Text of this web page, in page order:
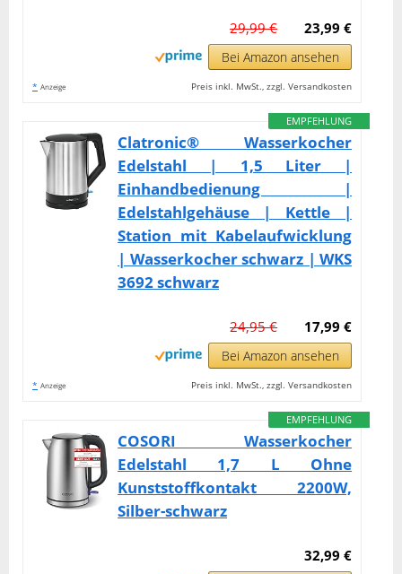
23,99 €
29,99 €
Bei Amazon ansehen
* Anzeige Preis inkl. MwSt., zzgl. Versandkosten
EMPFEHLUNG
Clatronic® Wasserkocher
Edelstahl | 1,5 Liter |
Einhandbedienung |
Edelstahlgehäuse | Kettle |
Station mit Kabelaufwicklung
| Wasserkocher schwarz | WKS
3692 schwarz
17,99 €
24,95 €
Bei Amazon ansehen
* Anzeige Preis inkl. MwSt., zzgl. Versandkosten
EMPFEHLUNG
COSORI Wasserkocher
Edelstahl 1,7 L Ohne
Kunststoffkontakt 2200W,
Silber-schwarz
32,99 €